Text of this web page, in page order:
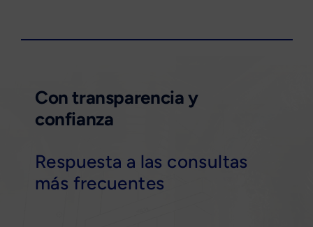
Con transparencia y
confianza
Respuesta a las consultas
más frecuentes